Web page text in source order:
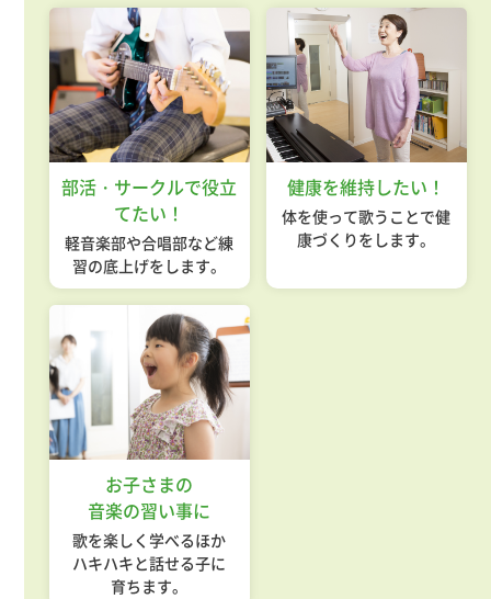
部活・サークルで役立
てたい！
軽音楽部や合唱部など練
習の底上げをします。
健康を維持したい！
体を使って歌うことで健
康づくりをします。
お子さまの
音楽の習い事に
歌を楽しく学べるほか
ハキハキと話せる子に
育ちます。